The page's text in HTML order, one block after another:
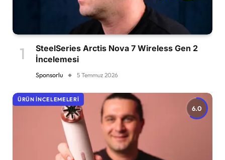
SteelSeries Arctis Nova 7 Wireless Gen 2
İncelemesi
Sponsorlu 5 Temmuz 2026
6.0
ÜRÜN İNCELEMELERI